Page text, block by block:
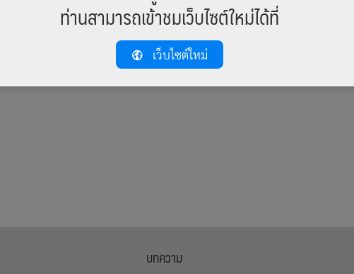
บทความ
ท่านสามารถเข้าชมเว็บไซต์ใหม่ได้ที่
เว็บไซต์ใหม่